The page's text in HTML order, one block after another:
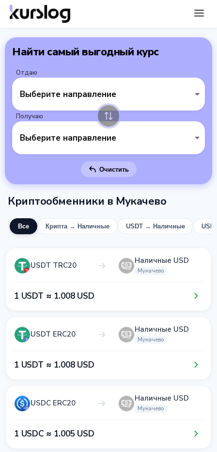
Найти самый выгодный курс
Отдаю
Выберите направление
Получаю
Выберите направление
Очистить
Криптообменники в Мукачево
Все Крипта → Наличные USDT → Наличные
USDT TRC20 Наличные USD
Мукачево
1​ USDT ≈ 1​.0​0​8​ USD
USDT ERC20 Наличные USD
Мукачево
1​ USDT ≈ 1​.0​0​8​ USD
USDC ERC20 Наличные USD
Мукачево
1​ USDC ≈ 1​.0​0​5​ USD